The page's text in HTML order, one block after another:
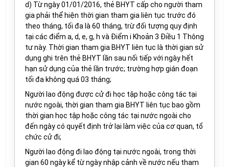
d) Từ ngày 01/01/2016, thẻ BHYT cấp cho người tham
gia phải thể hiện thời gian tham gia liên tục trước đó
theo tháng, tối đa là 60 tháng, trừ đối tượng quy định
tại các điểm a, d, e, g, h và Điểm i Khoản 3 Điều 1 Thông
tư này. Thời gian tham gia BHYT liên tục là thời gian sử
dụng ghi trên thẻ BHYT lần sau nối tiếp với ngày hết
hạn sử dụng của thẻ lần trước; trường hợp gián đoạn
tối đa không quá 03 tháng;
Người lao động được cử đi học tập hoặc công tác tại
nước ngoài, thời gian tham gia BHYT liên tục bao gồm
thời gian học tập hoặc công tác tại nước ngoài cho
đến ngày có quyết định trở lại làm việc của cơ quan, tổ
chức cử đi;
Người lao động đi lao động tại nước ngoài, trong thời
gian 60 ngày kể từ ngày nhập cảnh về nước nếu tham